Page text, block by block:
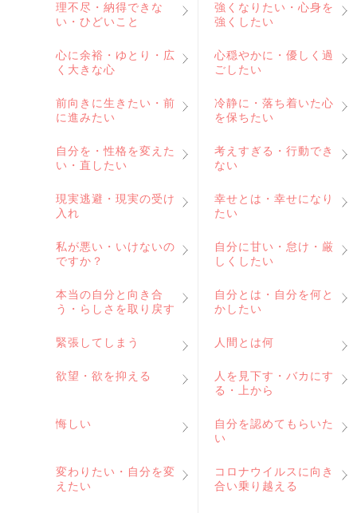
理不尽・納得できな
い・ひどいこと
強くなりたい・心身を
強くしたい
心に余裕・ゆとり・広
く大きな心
心穏やかに・優しく過
ごしたい
前向きに生きたい・前
に進みたい
冷静に・落ち着いた心
を保ちたい
自分を・性格を変えた
い・直したい
考えすぎる・行動でき
ない
現実逃避・現実の受け
入れ
幸せとは・幸せになり
たい
私が悪い・いけないの
ですか？
自分に甘い・怠け・厳
しくしたい
本当の自分と向き合
う・らしさを取り戻す
自分とは・自分を何と
かしたい
緊張してしまう 人間とは何
欲望・欲を抑える
人を見下す・バカにす
る・上から
悔しい
自分を認めてもらいた
い
変わりたい・自分を変
えたい
コロナウイルスに向き
合い乗り越える